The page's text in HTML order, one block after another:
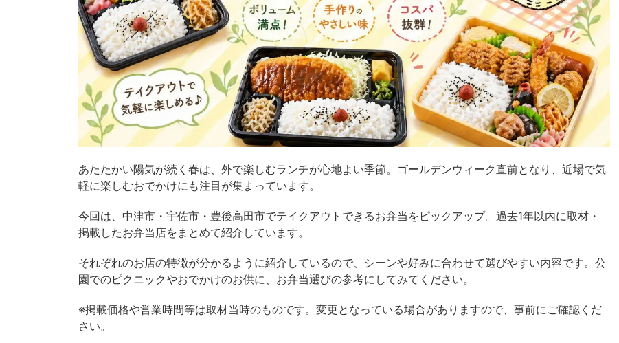
あたたかい陽気が続く春は、外で楽しむランチが心地よい季節。ゴールデンウィーク直前となり、近場で気
軽に楽しむおでかけにも注目が集まっています。
今回は、中津市・宇佐市・豊後高田市でテイクアウトできるお弁当をピックアップ。過去1年以内に取材・
掲載したお弁当店をまとめて紹介しています。
それぞれのお店の特徴が分かるように紹介しているので、シーンや好みに合わせて選びやすい内容です。公
園でのピクニックやおでかけのお供に、お弁当選びの参考にしてみてください。
※掲載価格や営業時間等は取材当時のものです。変更となっている場合がありますので、事前にご確認くだ
さい。